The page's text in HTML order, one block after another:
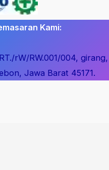
Kami:
rW/RW.001/004, girang,
Jawa Barat 45171.